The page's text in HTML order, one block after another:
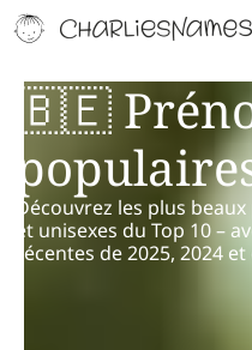
🇧🇪
Découvrez les plus
et unisexes du Top 10 –
récentes de 2025, 2024